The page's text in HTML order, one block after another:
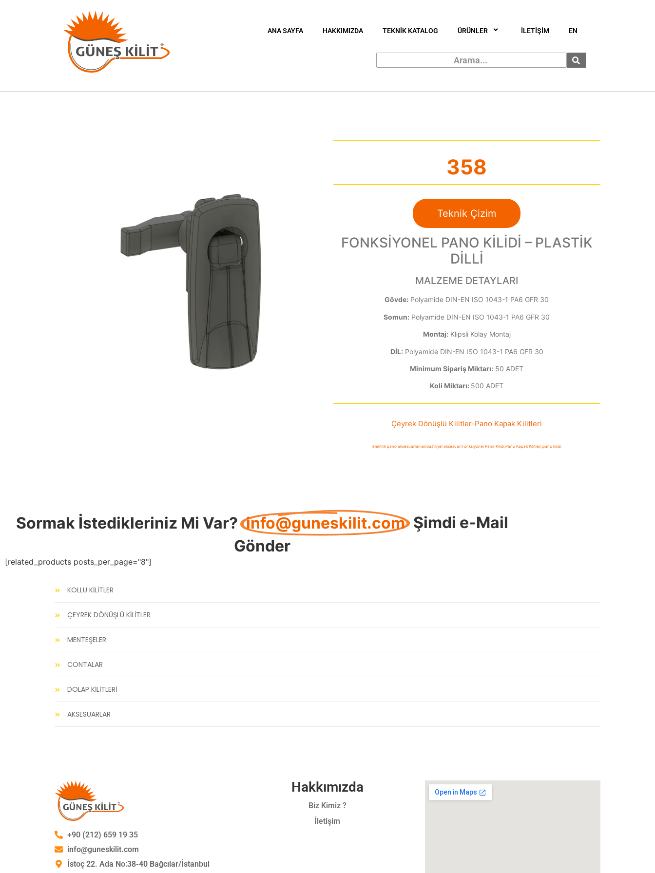
ANA SAYFA HAKKIMIZDA TEKNİK KATALOG ÜRÜNLER İLETİŞİM EN
358
Teknik Çizim
FONKSİYONEL PANO KİLİDİ – PLASTİK
DİLLİ
MALZEME DETAYLARI
Gövde: Polyamide DIN-EN ISO 1043-1 PA6 GFR 30
Somun: Polyamide DIN-EN ISO 1043-1 PA6 GFR 30
Montaj: Klipsli Kolay Montaj
DİL: Polyamide DIN-EN ISO 1043-1 PA6 GFR 30
Minimum Sipariş Miktarı: 50 ADET
Koli Miktarı: 500 ADET
Çeyrek Dönüşlü Kilitler-Pano Kapak Kilitleri
elektrik pano aksesuarları, endüstriyel aksesuar, Fonksiyonel Pano Kilidi, Pano Kapak Kilitleri, pano kilidi
Sormak İstedikleriniz Mi Var? info@guneskilit.com Şimdi e-Mail
Gönder
[related_products posts_per_page="8"]
KOLLU KİLİTLER
ÇEYREK DÖNÜŞLÜ KİLİTLER
MENTEŞELER
CONTALAR
DOLAP KİLİTLERİ
AKSESUARLAR
+90 (212) 659 19 35
info@guneskilit.com
İstoç 22. Ada No:38-40 Bağcılar/İstanbul
Hakkımızda
Biz Kimiz ?
İletişim